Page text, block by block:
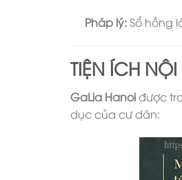
Pháp lý:Sổ hồng
TIỆN ÍCH
GaLia Hanoiđược
dục của cư dân: